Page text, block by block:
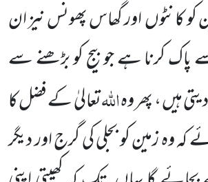
کو کانٹوں اور گھاس پھونس نیز ان
پاک کرنا ہے جو بیج کو بڑھنے سے
ہیں ، پھر وہاللّٰہتعالیٰ کے فضل کا
کہ وہ زمین کو بجلی کی گرج اور دیگر